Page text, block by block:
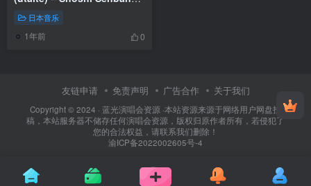
2025 [24Bit/48kHz] [Hi-Res
Flac 496MB]
日本音乐
1年前 0
友链申请 免责声明 广告合作 关于我们
Copyright © 2024 · 蓝光演唱会资源 ·本站资源来源于网络用户网盘投
稿，本站服务器不储存任何演唱会资源，版权归原作者所有，若侵犯了
您的合法权益，请联系我们删除！
渝ICP备2022002605号-4